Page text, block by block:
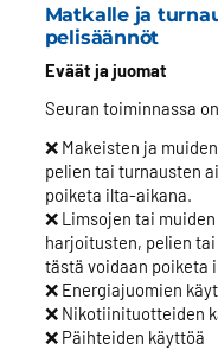
Matkalle ja
pelisäännöt
Eväät ja juomat
Seuran toiminnassa
❌ Makeisten ja
pelien tai turnausten
poiketa ilta-aikana.
❌ Limsojen tai
harjoitusten, pelien
tästä voidaan poiketa
❌ Energiajuomien
❌ Nikotiinituotteiden
❌ Päihteiden käyttöä